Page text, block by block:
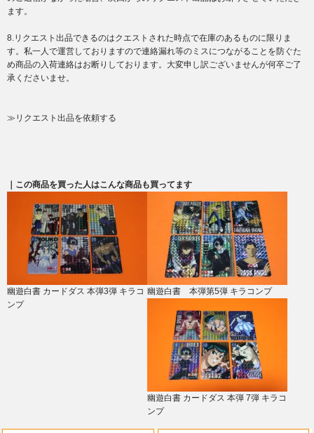
ます。
8.リクエスト出品できるのはクエストされた時点で在庫のあるものに限りま
す。私一人で運営しておりますので連絡漏れ等のミスにつながることを防ぐた
め商品の入荷連絡はお断りしております。大変申し訳ございませんが何卒ご了
承くださいませ。
≫リクエスト出品を依頼する
｜この商品を買った人はこんな商品も買ってます
幽遊白書 カードダス 本弾3弾 キラコ
ンプ
幽遊白書 本弾第5弾 キラコンプ
幽遊白書 カードダス 本弾 7弾 キラコ
ンプ